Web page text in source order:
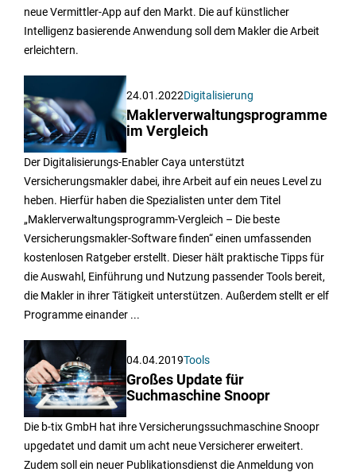
neue Vermittler-App auf den Markt. Die auf künstlicher
Intelligenz basierende Anwendung soll dem Makler die Arbeit
erleichtern.
24.01.2022Digitalisierung
Maklerverwaltungsprogramme
im Vergleich
Der Digitalisierungs-Enabler Caya unterstützt
Versicherungsmakler dabei, ihre Arbeit auf ein neues Level zu
heben. Hierfür haben die Spezialisten unter dem Titel
„Maklerverwaltungsprogramm-Vergleich – Die beste
Versicherungsmakler-Software finden“ einen umfassenden
kostenlosen Ratgeber erstellt. Dieser hält praktische Tipps für
die Auswahl, Einführung und Nutzung passender Tools bereit,
die Makler in ihrer Tätigkeit unterstützen. Außerdem stellt er elf
Programme einander ...
04.04.2019Tools
Großes Update für
Suchmaschine Snoopr
Die b-tix GmbH hat ihre Versicherungssuchmaschine Snoopr
upgedatet und damit um acht neue Versicherer erweitert.
Zudem soll ein neuer Publikationsdienst die Anmeldung von